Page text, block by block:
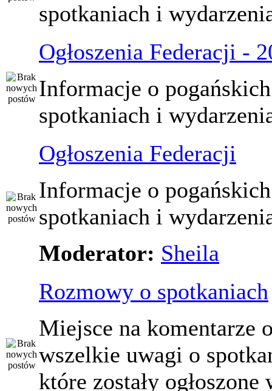
spotkaniach i
Ogłoszenia Federacji -
Informacje o pogańskich
spotkaniach i
Ogłoszenia Federacji
Informacje o pogańskich
spotkaniach i
Moderator: Sheila
Rozmowy o spotkaniach
Miejsce na komentarze
wszelkie uwagi o
które zostały ogłoszone